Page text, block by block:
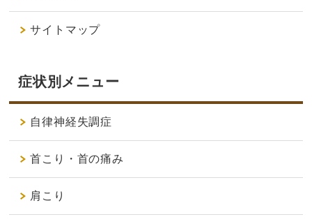
サイトマップ
症状別メニュー
自律神経失調症
首こり・首の痛み
肩こり